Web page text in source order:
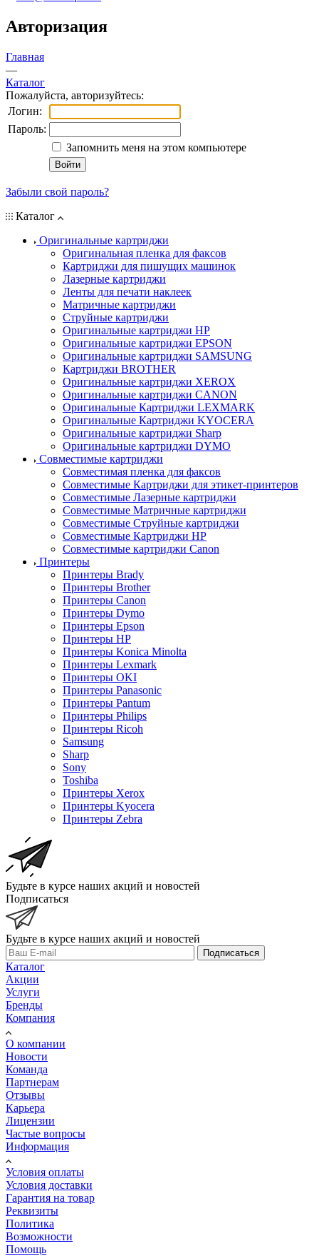
Авторизация
Главная
—
Каталог
Пожалуйста, авторизуйтесь:
Логин:
Пароль:
Запомнить меня на этом компьютере
Забыли свой пароль?
Каталог
Оригинальные картриджи
Оригинальная пленка для факсов
Картриджи для пишущих машинок
Лазерные картриджи
Ленты для печати наклеек
Матричные картриджи
Струйные картриджи
Оригинальные картриджи HP
Оригинальные картриджи EPSON
Оригинальные картриджи SAMSUNG
Картриджи BROTHER
Оригинальные картриджи XEROX
Оригинальные картриджи CANON
Оригинальные Картриджи LEXMARK
Оригинальные Картриджи KYOCERA
Оригинальные картриджи Sharp
Оригинальные картриджи DYMO
Совместимые картриджи
Совместимая пленка для факсов
Совместимые Картриджи для этикет-принтеров
Совместимые Лазерные картриджи
Совместимые Матричные картриджи
Совместимые Струйные картриджи
Совместимые Картриджи HP
Совместимые картриджи Canon
Принтеры
Принтеры Brady
Принтеры Brother
Принтеры Canon
Принтеры Dymo
Принтеры Epson
Принтеры HP
Принтеры Konica Minolta
Принтеры Lexmark
Принтеры OKI
Принтеры Panasonic
Принтеры Pantum
Принтеры Philips
Принтеры Ricoh
Samsung
Sharp
Sony
Toshiba
Принтеры Xerox
Принтеры Kyocera
Принтеры Zebra
Будьте в курсе наших акций и новостей
Подписаться
Будьте в курсе наших акций и новостей
Подписаться
Каталог
Акции
Услуги
Бренды
Компания
О компании
Новости
Команда
Партнерам
Отзывы
Карьера
Лицензии
Частые вопросы
Информация
Условия оплаты
Условия доставки
Гарантия на товар
Реквизиты
Политика
Возможности
Помощь